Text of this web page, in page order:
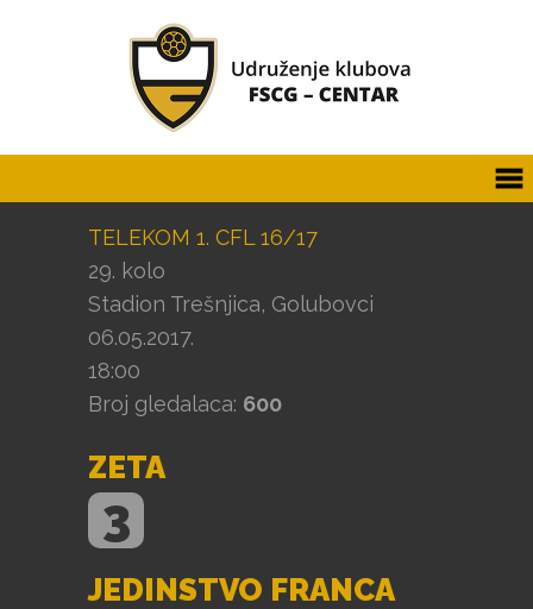
TELEKOM 1. CFL 16/17
29. kolo
Stadion Trešnjica, Golubovci
06.05.2017.
18:00
Broj gledalaca: 600
ZETA
3
JEDINSTVO FRANCA